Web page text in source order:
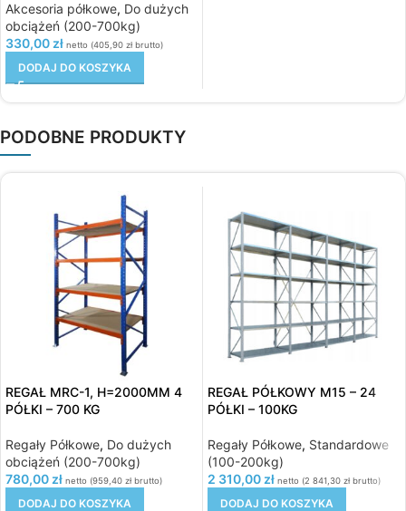
Akcesoria półkowe, Do dużych
obciążeń (200-700kg)
330,00 zł netto (405,90 zł brutto)
DODAJ DO KOSZYKA
PODOBNE PRODUKTY
REGAŁ MRC-1, H=2000MM 4
PÓŁKI – 700 KG
Regały Półkowe, Do dużych
obciążeń (200-700kg)
780,00 zł netto (959,40 zł brutto)
DODAJ DO KOSZYKA
REGAŁ PÓŁKOWY M15 – 24
PÓŁKI – 100KG
Regały Półkowe, Standardowe
(100-200kg)
2 310,00 zł netto (2 841,30 zł brutto)
DODAJ DO KOSZYKA